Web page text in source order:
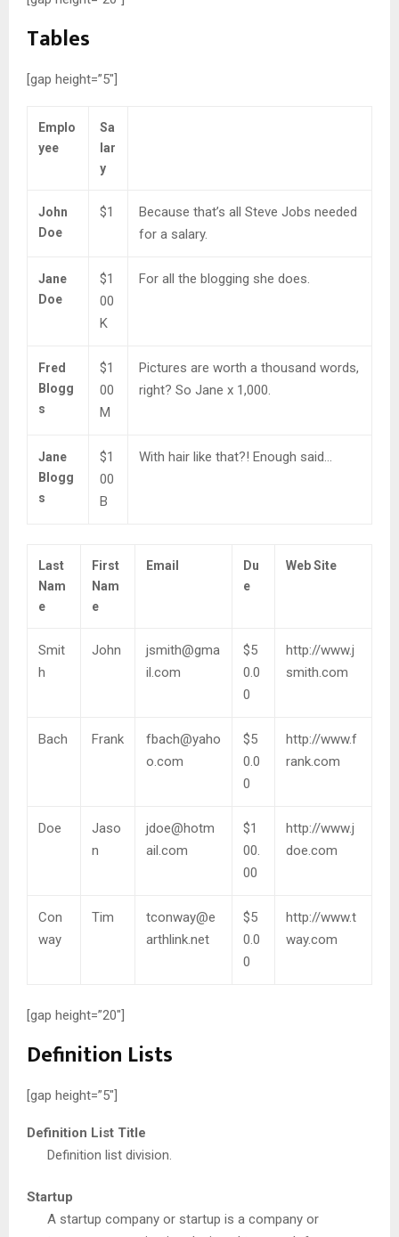
Tables
[gap height=”5″]
Emplo
yee
Sa
lar
y
John
Doe
$1
Because that’s all Steve Jobs needed
for a salary.
Jane
Doe
$1
00
K
For all the blogging she does.
Fred
Blogg
s
$1
00
M
Pictures are worth a thousand words,
right? So Jane x 1,000.
Jane
Blogg
s
$1
00
B
With hair like that?! Enough said…
Last
Nam
e
First
Nam
e
Email
Du
e
Web Site
Smit
h
John
jsmith@gma
il.com
$5
0.0
0
http://www.j
smith.com
Bach Frank
fbach@yaho
o.com
$5
0.0
0
http://www.f
rank.com
Doe
Jaso
n
jdoe@hotm
ail.com
$1
00.
00
http://www.j
doe.com
Con
way
Tim
tconway@e
arthlink.net
$5
0.0
0
http://www.t
way.com
[gap height=”20″]
Definition Lists
[gap height=”5″]
Definition List Title
Definition list division.
Startup
A startup company or startup is a company or